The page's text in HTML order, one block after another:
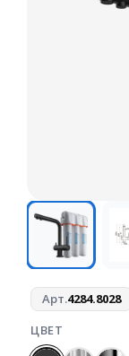
Арт.4284.8028
ЦВЕТ